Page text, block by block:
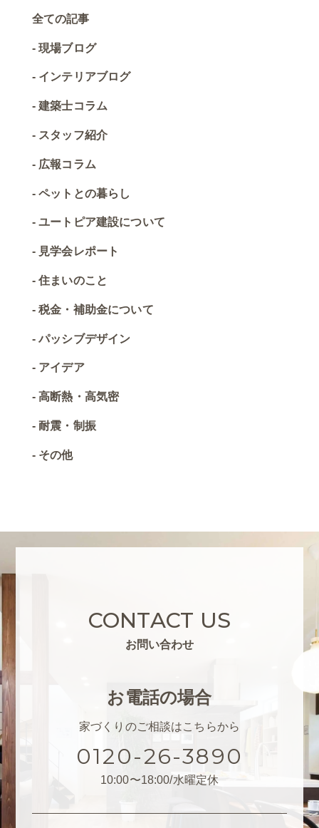
全ての記事
現場ブログ
インテリアブログ
建築士コラム
スタッフ紹介
広報コラム
ペットとの暮らし
ユートピア建設について
見学会レポート
住まいのこと
税金・補助金について
パッシブデザイン
アイデア
高断熱・高気密
耐震・制振
その他
CONTACT US
お問い合わせ
お電話の場合
家づくりのご相談はこちらから
0120-26-3890
10:00〜18:00/水曜定休